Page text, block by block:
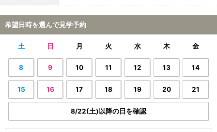
希望日時を選んで見学予約
土 日 月 火 水 木 金
8 9 10 11 12 13 14
15 16 17 18 19 20 21
8/22(土)以降の日を確認